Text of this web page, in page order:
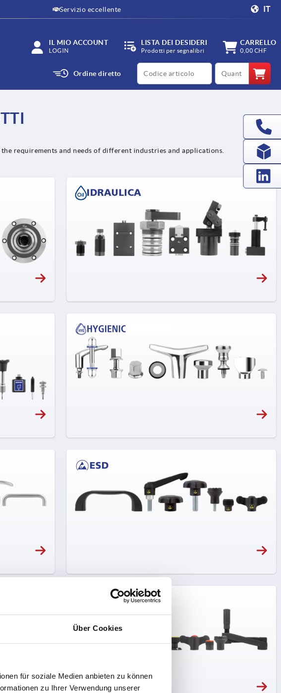
Über Cookies
für soziale Medien anbieten zu können
zu Ihrer Verwendung unserer
Servizio eccellente IT
IL MIO ACCOUNT
LOGIN
LISTA DEI DESIDERI
Prodotti per segnalibri
CARRELLO
0,00 CHF
Ordine diretto
productCode qty
requirements and needs of different industries and applications.